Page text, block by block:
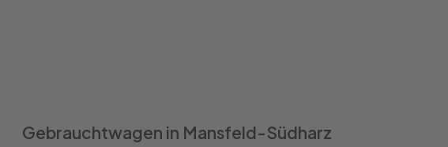
Gebrauchtwagen in Mansfeld-Südharz